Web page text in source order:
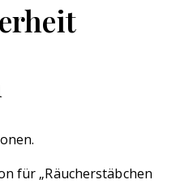
für „Räucherstäbchen